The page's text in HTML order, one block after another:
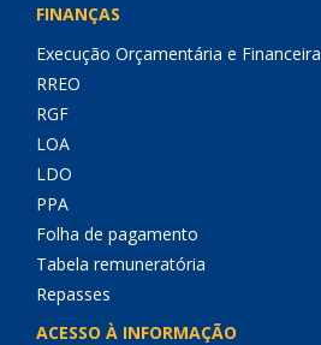
FINANÇAS
Execução Orçamentária e Financeira
RREO
RGF
LOA
LDO
PPA
Folha de pagamento
Tabela remuneratória
Repasses
ACESSO À INFORMAÇÃO